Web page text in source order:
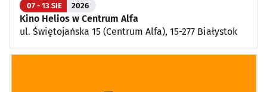
07 - 13 SIE 2026
Kino Helios w Centrum Alfa
ul. Świętojańska 15 (Centrum Alfa), 15-277 Białystok